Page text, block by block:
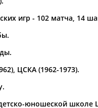
хоккея в
игр - 102 матча, 14
ЦСКА (1962-1973).
юношеской школе